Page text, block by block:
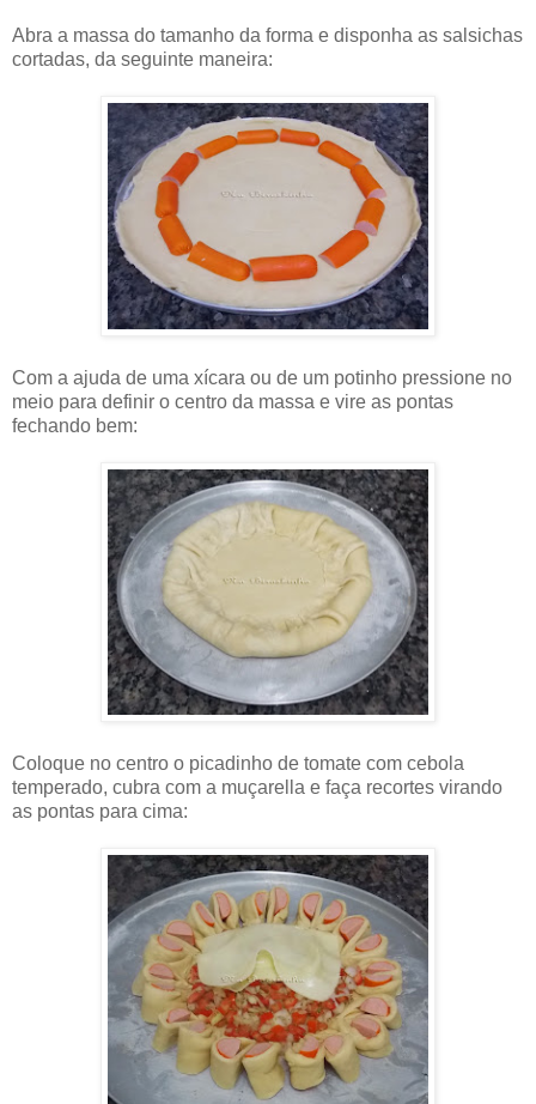
Abra a massa do tamanho da forma e disponha as salsichas
cortadas, da seguinte maneira:
Com a ajuda de uma xícara ou de um potinho pressione no
meio para definir o centro da massa e vire as pontas
fechando bem:
Coloque no centro o picadinho de tomate com cebola
temperado, cubra com a muçarella e faça recortes virando
as pontas para cima: